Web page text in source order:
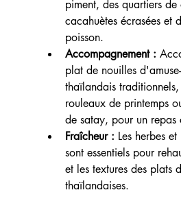
piment, des quartiers
cacahuètes écrasées et
poisson.
Accompagnement :
plat de nouilles
thaïlandais
rouleaux de printemps
de satay, pour un repas
Fraîcheur : Les herbes
sont essentiels pour
et les textures des plats
thaïlandaises.